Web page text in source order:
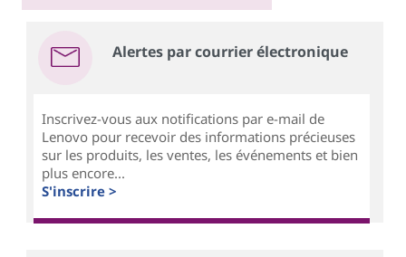
Alertes par courrier électronique
Inscrivez-vous aux notifications par e-mail de
Lenovo pour recevoir des informations précieuses
sur les produits, les ventes, les événements et bien
plus encore...
S'inscrire >